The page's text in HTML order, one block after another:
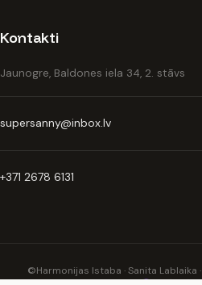
Kontakti
Jaunogre, Baldones iela 34, 2. stāvs
supersanny@inbox.lv
+371 2678 6131
©Harmonijas Istaba · Sanita Lablaika